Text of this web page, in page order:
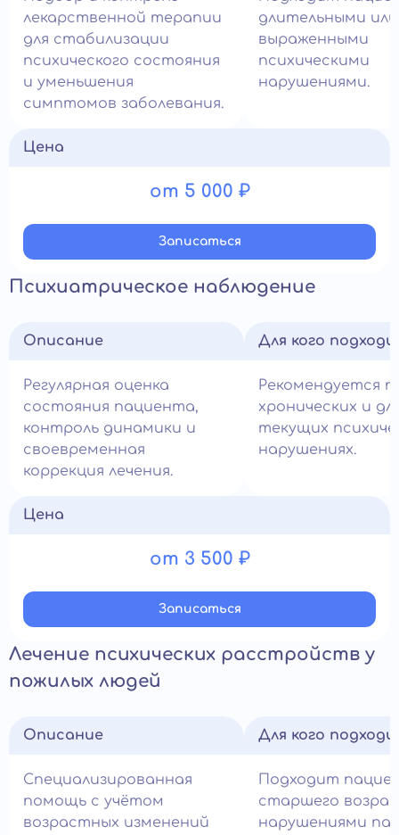
лекарственной терапии
для стабилизации
психического состояния
и уменьшения
симптомов заболевания.
длительными или
выраженными
психическими
нарушениями.
Цена
от 5 000 ₽
Записатьcя
Психиатрическое наблюдение
Описание
Регулярная оценка
состояния пациента,
контроль динамики и
своевременная
коррекция лечения.
Для кого
Рекомендуется
хронических и
текущих
нарушениях.
Цена
от 3 500 ₽
Записатьcя
Лечение психических расстройств у
пожилых людей
Описание
Специализированная
помощь с учётом
возрастных изменений
Для кого
Подходит
старшего
нарушениями